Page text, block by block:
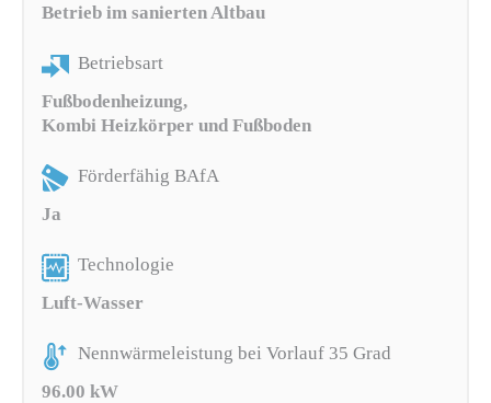
Betrieb im sanierten Altbau
Betriebsart
Fußbodenheizung,
Kombi Heizkörper und Fußboden
Förderfähig BAfA
Ja
Technologie
Luft-Wasser
Nennwärmeleistung bei Vorlauf 35 Grad
96.00 kW